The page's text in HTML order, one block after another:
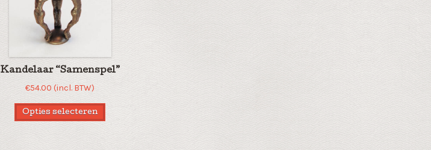
Kandelaar “Samenspel”
€54.00 (incl. BTW)
Opties selecteren